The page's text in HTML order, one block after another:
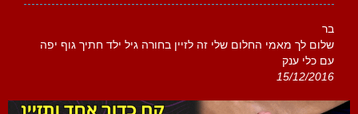
בר
שלום לך מאמי החלום שלי זה לזיין בחורה גיל ילד חתיך גוף יפה
עם כלי ענק
15/12/2016